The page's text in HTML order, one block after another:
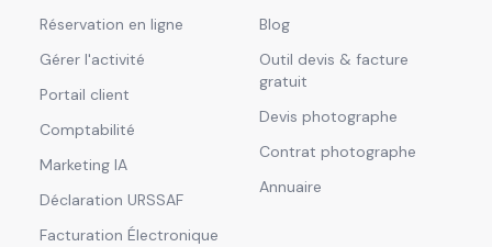
Réservation en ligne
Gérer l'activité
Portail client
Comptabilité
Marketing IA
Déclaration URSSAF
Facturation Électronique
Blog
Outil devis & facture
gratuit
Devis photographe
Contrat photographe
Annuaire